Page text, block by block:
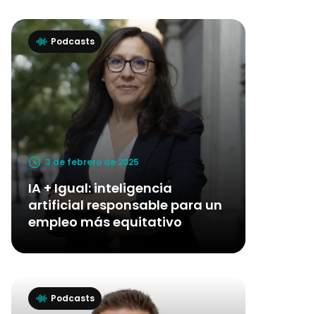
Podcasts
3 de febrero de 2025
IA + Igual: inteligencia
artificial responsable para un
empleo más equitativo
Podcasts